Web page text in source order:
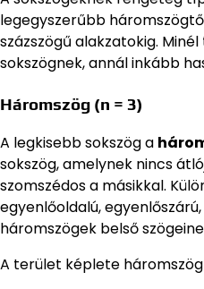
legegyszerűbb
százszögű alakzatokig.
sokszögnek, annál inkább
Háromszög (n = 3)
A legkisebb sokszög a
sokszög, amelynek nincs
szomszédos a másikkal.
egyenlőoldalú,
háromszögek belső
A terület képlete